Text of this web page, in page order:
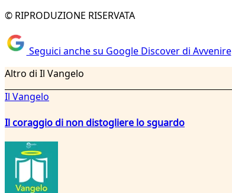
© RIPRODUZIONE RISERVATA
Seguici anche su Google Discover di Avvenire
Altro di Il Vangelo
Il Vangelo
Il coraggio di non distogliere lo sguardo